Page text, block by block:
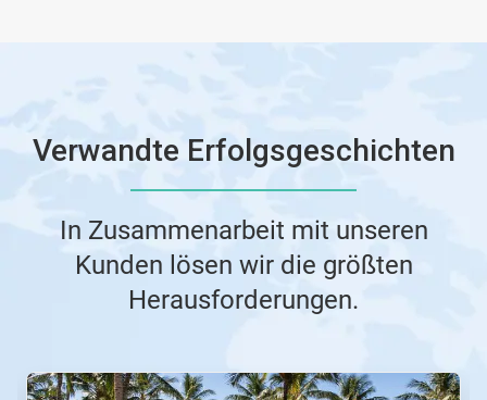
Verwandte Erfolgsgeschichten
In Zusammenarbeit mit unseren
Kunden lösen wir die größten
Herausforderungen.
Dies
ist